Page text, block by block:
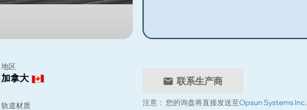
地区
加拿大
轨道材质
联系生产商
注意： 您的询盘将直接发送至Opsun Systems Inc.